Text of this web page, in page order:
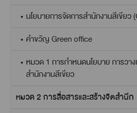
นโยบายการจัดการสำนักงานสีเขียว
คำขวัญ Green office
หมวด 1 การกำหนดนโยบาย การวา
สำนักงานสีเขียว
หมวด 2 การสื่อสารและสร้างจิตสำนึก